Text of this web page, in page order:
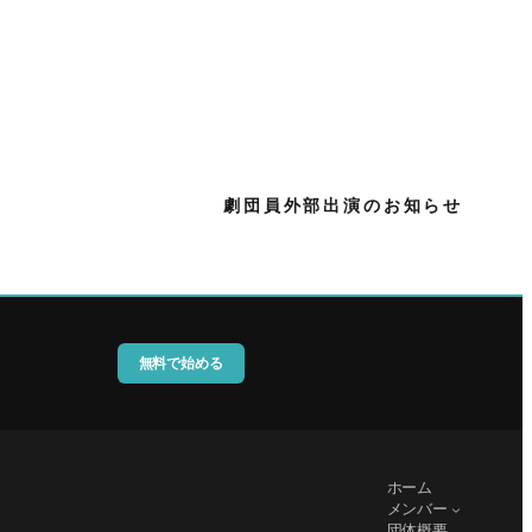
劇団員外部出演のお知らせ
無料で始める
ホーム
メンバー